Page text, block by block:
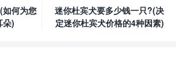
如何为您
朵)
迷你杜宾犬要多少钱一只?(决
定迷你杜宾犬价格的4种因素)